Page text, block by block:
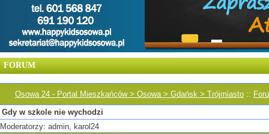
FORUM
Osowa 24 - Portal Mieszkańców > Osowa > Gdańsk > Trójmiasto ::
Gdy w szkole nie wychodzi
Moderatorzy: admin, karol24